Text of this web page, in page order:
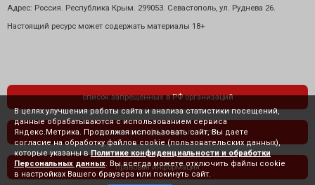
Адрес: Россия. Республика Крым. 299053. Севастополь, ул. Руднева 26.
Настоящий ресурс может содержать материалы 18+
список запрещенных в РФ организаций
политика конфиденциальности
правовая информация
В целях улучшения работы сайта и анализа статистики посещений,
данные обрабатываются с использованием сервиса
Яндекс.Метрика. Продолжая использовать сайт, Вы даете
согласие на обработку файлов cookie (пользовательских данных),
которые указаны в Политике конфиденциальности и обработки
Персональных данных . Вы всегда можете отключить файлы cookie
в настройках Вашего браузера или покинуть сайт.